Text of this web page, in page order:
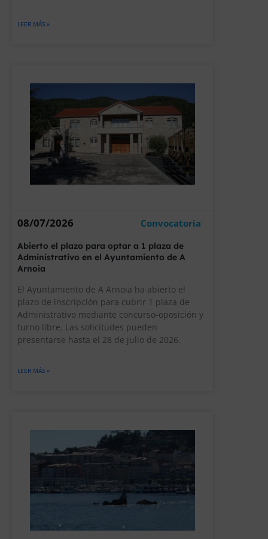
LEER MÁS »
Convocatoria
Abierto el plazo para optar a 1 plaza de
Administrativo en el Ayuntamiento de A
Arnoia
El Ayuntamiento de A Arnoia ha abierto el
plazo de inscripción para cubrir 1 plaza de
Administrativo mediante concurso-oposición y
turno libre. Las solicitudes pueden
presentarse hasta el 28 de julio de 2026.
LEER MÁS »
08/07/2026